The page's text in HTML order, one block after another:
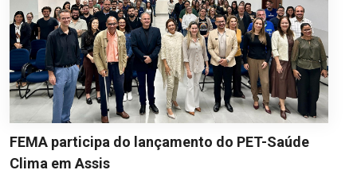
FEMA participa do lançamento do PET-Saúde
Clima em Assis